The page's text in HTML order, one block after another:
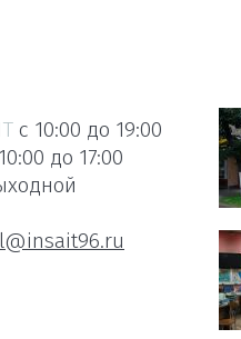
c 10:00 до 19:00
до 17:00